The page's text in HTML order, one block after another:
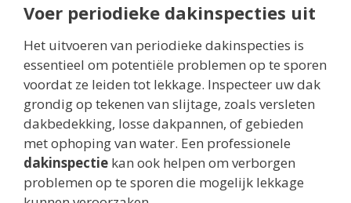
Voer periodieke dakinspecties uit
Het uitvoeren van periodieke dakinspecties is
essentieel om potentiële problemen op te sporen
voordat ze leiden tot lekkage. Inspecteer uw dak
grondig op tekenen van slijtage, zoals versleten
dakbedekking, losse dakpannen, of gebieden
met ophoping van water. Een professionele
dakinspectie kan ook helpen om verborgen
problemen op te sporen die mogelijk lekkage